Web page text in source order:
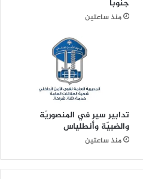
جنوبًا
منذ ساعتين
تدابير سير في المنصوريّة
والضبيّة وأنطلياس
منذ ساعتين